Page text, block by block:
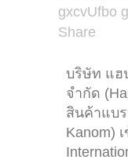
gxcvUfbo
Share
บริษัท แฮ
จำกัด
สินค้าแบ
Kanom)